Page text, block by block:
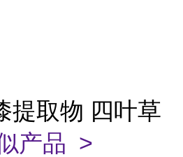
提取物 四叶草
产品 >